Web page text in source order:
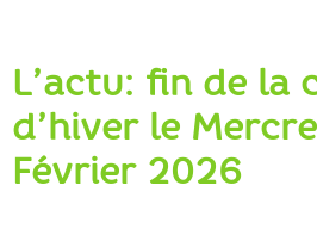
L’actu: fin de la
d’hiver le
Février 2026